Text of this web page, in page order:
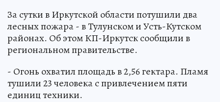
За сутки в Иркутской области потушили два
лесных пожара - в Тулунском и Усть-Кутском
районах. Об этом КП-Иркутск сообщили в
региональном правительстве.
- Огонь охватил площадь в 2,56 гектара. Пламя
тушили 23 человека с привлечением пяти
единиц техники.